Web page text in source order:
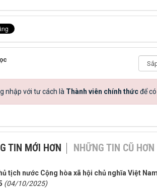
nhập với tư cách là Thành viên chính thứcđể
TIN MỚI HƠN NHỮNG TIN CŨ HƠN
tịch nước Cộng hòa xã hội chủ nghĩa Việt
(04/10/2025)